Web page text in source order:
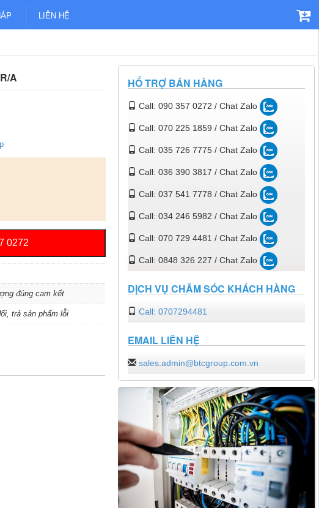
LIÊN HỆ
A
0272
đúng cam kết
trả sản phẩm lỗi
HỔ TRỢ BÁN HÀNG
Call: 090 357 0272 / Chat Zalo
Call: 070 225 1859 / Chat Zalo
Call: 035 726 7775 / Chat Zalo
Call: 036 390 3817 / Chat Zalo
Call: 037 541 7778 / Chat Zalo
Call: 034 246 5982 / Chat Zalo
Call: 070 729 4481 / Chat Zalo
Call: 0848 326 227 / Chat Zalo
DỊCH VỤ CHĂM SÓC KHÁCH HÀNG
Call: 0707294481
EMAIL LIÊN HỆ
sales.admin@btcgroup.com.vn